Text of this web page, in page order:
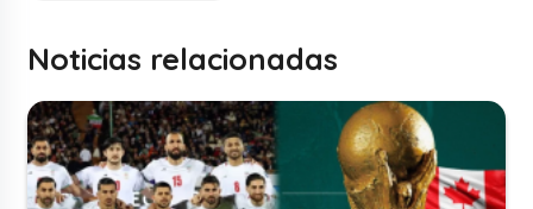
Noticias relacionadas